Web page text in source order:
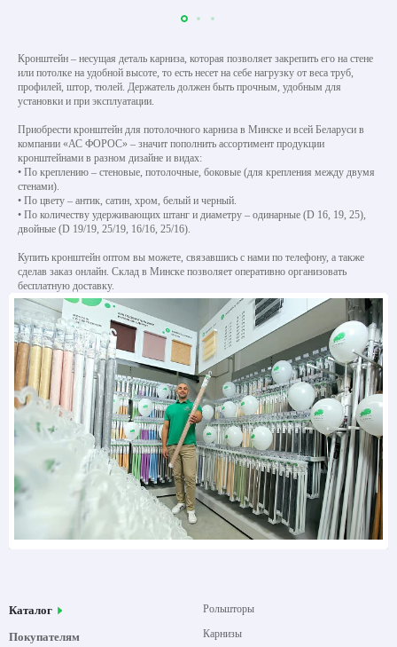
Кронштейн – несущая деталь карниза, которая позволяет закрепить его на стене
или потолке на удобной высоте, то есть несет на себе нагрузку от веса труб,
профилей, штор, тюлей. Держатель должен быть прочным, удобным для
установки и при эксплуатации.
Приобрести кронштейн для потолочного карниза в Минске и всей Беларуси в
компании «АС ФОРОС» – значит пополнить ассортимент продукции
кронштейнами в разном дизайне и видах:
• По креплению – стеновые, потолочные, боковые (для крепления между двумя
стенами).
• По цвету – антик, сатин, хром, белый и черный.
• По количеству удерживающих штанг и диаметру – одинарные (D 16, 19, 25),
двойные (D 19/19, 25/19, 16/16, 25/16).
Купить кронштейн оптом вы можете, связавшись с нами по телефону, а также
сделав заказ онлайн. Склад в Минске позволяет оперативно организовать
бесплатную доставку.
Каталог
Покупателям
Рольшторы
Карнизы